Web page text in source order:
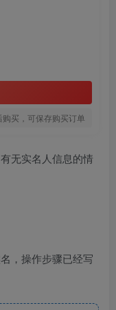
买，可保存购买订单
无实名人信息的情
，操作步骤已经写